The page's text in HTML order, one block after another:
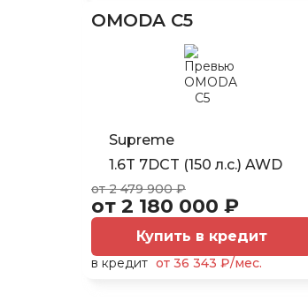
OMODA C5
Supreme
1.6T 7DCT (150 л.с.) AWD
от 2 479 900 ₽
от 2 180 000 ₽
Купить в кредит
в кредит от 36 343 ₽/мес.